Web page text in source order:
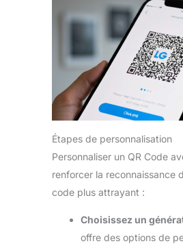
Étapes de personnalisation
Personnaliser un QR Code
renforcer la reconnaissance
code plus attrayant :
Choisissez un
offre des options de